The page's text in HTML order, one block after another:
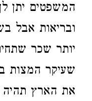
המשפטים יתן
ובריאות אבל
יותר שכר
שעיקר המצות
את הארץ תהיה